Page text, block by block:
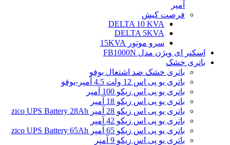
آمپر
فرصت کیش
DELTA 10 KVA
DELTA 5KVA
سرو موتور 15KVA
اسکنر ای ویژن مدل FB1000N
باتری خشک
باتری خشک ضد اشتعال یوفو
باتری یو پی اس 12 ولت 4.5 آمپر-یوفو
باتری یو پی اس زیکو 100 آمپر
باتری یو پی اس زیکو 18 آمپر
باتری یو پی اس زیکو 28 آمپر zico UPS Battery 28Ah
باتری یو پی اس زیکو 42 آمپر
باتری یو پی اس زیکو 65 آمپر zico UPS Battery 65Ah
باتری یو پی اس زیکو 9 آمپر